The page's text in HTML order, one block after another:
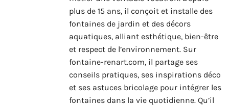
plus de 15 ans, il conçoit et installe des
fontaines de jardin et des décors
aquatiques, alliant esthétique, bien-être
et respect de l’environnement. Sur
fontaine-renart.com, il partage ses
conseils pratiques, ses inspirations déco
et ses astuces bricolage pour intégrer les
fontaines dans la vie quotidienne. Qu’il